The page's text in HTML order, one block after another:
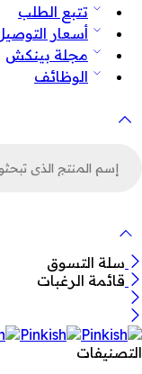
تتبع الطلب
أسعار
مجلة بينكش
الوظائف
سلة التسوق
قائمة الرغبات
التصنيفات